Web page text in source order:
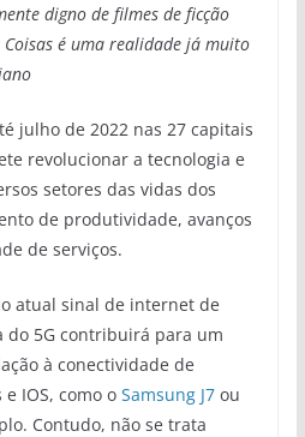
digno de filmes de ficção
é uma realidade já muito
julho de 2022 nas 27 capitais
revolucionar a tecnologia e
setores das vidas dos
de produtividade, avanços
de serviços.
atual sinal de internet de
do 5G contribuirá para um
à conectividade de
IOS, como o Samsung J7ou
Contudo, não se trata